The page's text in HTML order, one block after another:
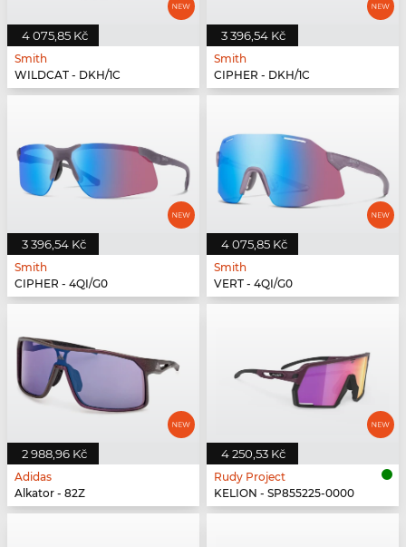
4 075,85 Kč
Smith
WILDCAT - DKH/1C
3 396,54 Kč
Smith
CIPHER - DKH/1C
3 396,54 Kč
Smith
CIPHER - 4QI/G0
4 075,85 Kč
Smith
VERT - 4QI/G0
2 988,96 Kč
Adidas
Alkator - 82Z
4 250,53 Kč
Rudy Project
KELION - SP855225-0000